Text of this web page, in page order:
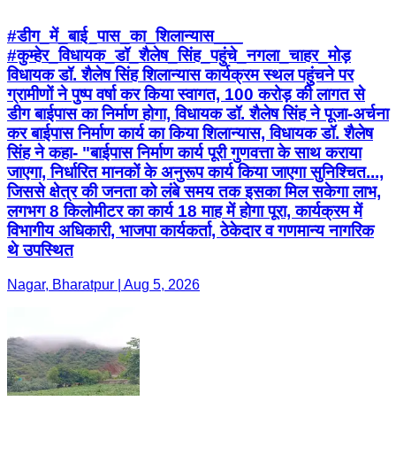
#डीग_में_बाई_पास_का_शिलान्यास___
#कुम्हेर_विधायक_डॉ_शैलेष_सिंह_पहुंचे_नगला_चाहर_मोड़
विधायक डॉ. शैलेष सिंह शिलान्यास कार्यक्रम स्थल पहुंचने पर
ग्रामीणों ने पुष्प वर्षा कर किया स्वागत, 100 करोड़ की लागत से
डीग बाईपास का निर्माण होगा, विधायक डॉ. शैलेष सिंह ने पूजा-अर्चना
कर बाईपास निर्माण कार्य का किया शिलान्यास, विधायक डॉ. शैलेष
सिंह ने कहा- "बाईपास निर्माण कार्य पूरी गुणवत्ता के साथ कराया
जाएगा, निर्धारित मानकों के अनुरूप कार्य किया जाएगा सुनिश्चित...,
जिससे क्षेत्र की जनता को लंबे समय तक इसका मिल सकेगा लाभ,
लगभग 8 किलोमीटर का कार्य 18 माह में होगा पूरा, कार्यक्रम में
विभागीय अधिकारी, भाजपा कार्यकर्ता, ठेकेदार व गणमान्य नागरिक
थे उपस्थित
Nagar, Bharatpur | Aug 5, 2026